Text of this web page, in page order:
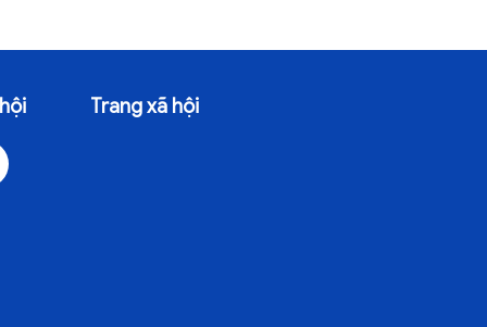
Trang xã hội